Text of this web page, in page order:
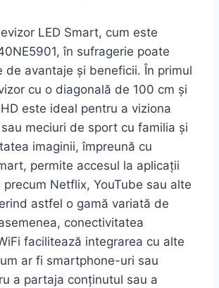
LED Smart, cum este
în sufragerie poate
de avantaje și beneficii. În primul
cu o diagonală de 100 cm și
este ideal pentru a viziona
meciuri de sport cu familia și
imaginii, împreună cu
permite accesul la aplicații
Netflix, YouTube sau alte
astfel o gamă variată de
conectivitatea
facilitează integrarea cu alte
ar fi smartphone-uri sau
a partaja conținutul sau a